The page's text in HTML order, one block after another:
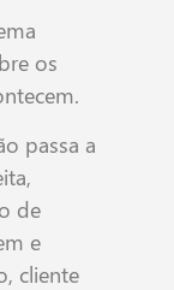
os
passa a
de
e
cliente